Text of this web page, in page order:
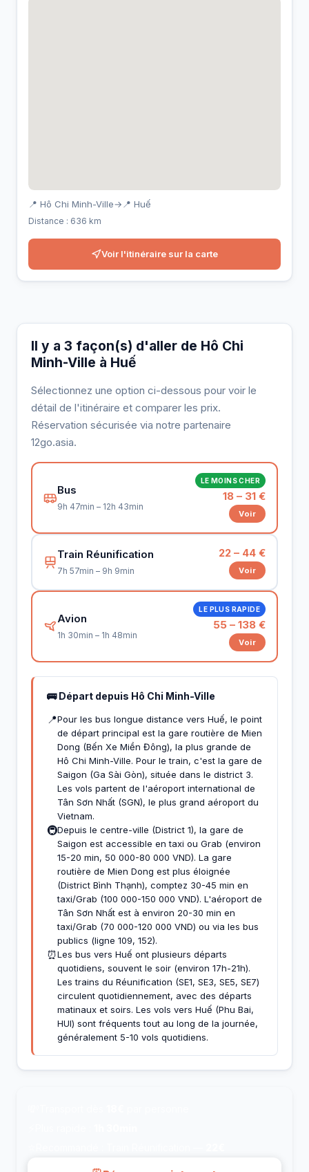
📍 Hô Chi Minh-Ville→ 📍 Huế
Distance : 636 km
Voir l'itinéraire sur la carte
Il y a 3 façon(s) d'aller de Hô Chi
Minh-Ville à Huế
Sélectionnez une option ci-dessous pour voir le
détail de l'itinéraire et comparer les prix.
Réservation sécurisée via notre partenaire
12go.asia.
Bus
9h 47min – 12h 43min
LE MOINS CHER
18 – 31 €
Voir
Train Réunification
7h 57min – 9h 9min
22 – 44 €
Voir
Avion
1h 30min – 1h 48min
LE PLUS RAPIDE
55 – 138 €
Voir
🚌 Départ depuis Hô Chi Minh-Ville
📍Pour les bus longue distance vers Huế, le point
de départ principal est la gare routière de Mien
Dong (Bến Xe Miền Đông), la plus grande de
Hô Chi Minh-Ville. Pour le train, c'est la gare de
Saigon (Ga Sài Gòn), située dans le district 3.
Les vols partent de l'aéroport international de
Tân Sơn Nhất (SGN), le plus grand aéroport du
Vietnam.
🚇Depuis le centre-ville (District 1), la gare de
Saigon est accessible en taxi ou Grab (environ
15-20 min, 50 000-80 000 VND). La gare
routière de Mien Dong est plus éloignée
(District Bình Thạnh), comptez 30-45 min en
taxi/Grab (100 000-150 000 VND). L'aéroport de
Tân Sơn Nhất est à environ 20-30 min en
taxi/Grab (70 000-120 000 VND) ou via les bus
publics (ligne 109, 152).
⏰Les bus vers Huế ont plusieurs départs
quotidiens, souvent le soir (environ 17h-21h).
Les trains du Réunification (SE1, SE3, SE5, SE7)
circulent quotidiennement, avec des départs
matinaux et soirs. Les vols vers Huế (Phu Bai,
HUI) sont fréquents tout au long de la journée,
généralement 5-10 vols quotidiens.